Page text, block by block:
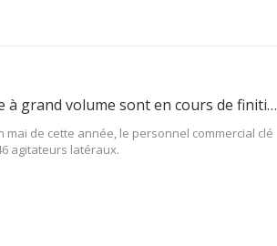
46 sets de mélangeurs à entrée latérale à grand volume sont en cours de finition
de cette année, le personnel commercial clé
agitateurs latéraux.